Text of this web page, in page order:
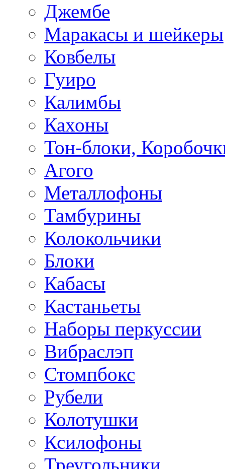
Джембе
Маракасы и шейкеры
Ковбелы
Гуиро
Калимбы
Кахоны
Тон-блоки,
Агого
Металлофоны
Тамбурины
Колокольчики
Блоки
Кабасы
Кастаньеты
Наборы перкуссии
Вибраслэп
Стомпбокс
Рубели
Колотушки
Ксилофоны